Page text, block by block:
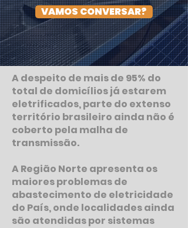
VAMOS CONVERSAR?
A despeito de mais de 95% do
total de domicílios já estarem
eletrificados, parte do extenso
território brasileiro ainda não é
coberto pela malha de
transmissão.
A Região Norte apresenta os
maiores problemas de
abastecimento de eletricidade
do País, onde localidades ainda
são atendidas por sistemas